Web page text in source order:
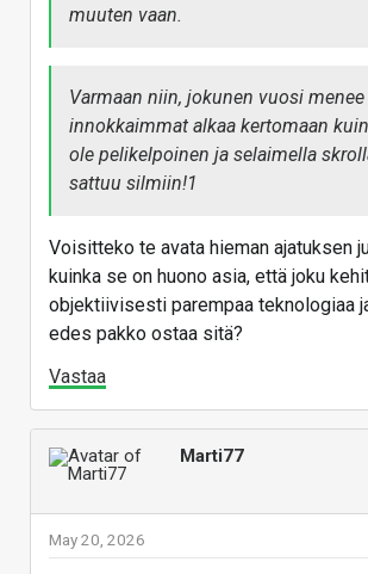
muuten vaan.
Varmaan niin, jokunen vuosi
innokkaimmat alkaa kertomaan
ole pelikelpoinen ja selaimella
sattuu silmiin!1
Voisitteko te avata hieman ajatuksen
kuinka se on huono asia, että joku
objektiivisesti parempaa teknologiaa
edes pakko ostaa sitä?
Vastaa
Marti77
May 20, 2026